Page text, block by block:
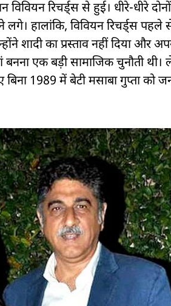
रिचर्ड्स से हुई। धीरे-धीरे
हालांकि, विवियन रिचर्ड्स पहले
शादी का प्रस्ताव नहीं दिया और
एक बड़ी सामाजिक चुनौती थी।
1989 में बेटी मसाबा गुप्ता को